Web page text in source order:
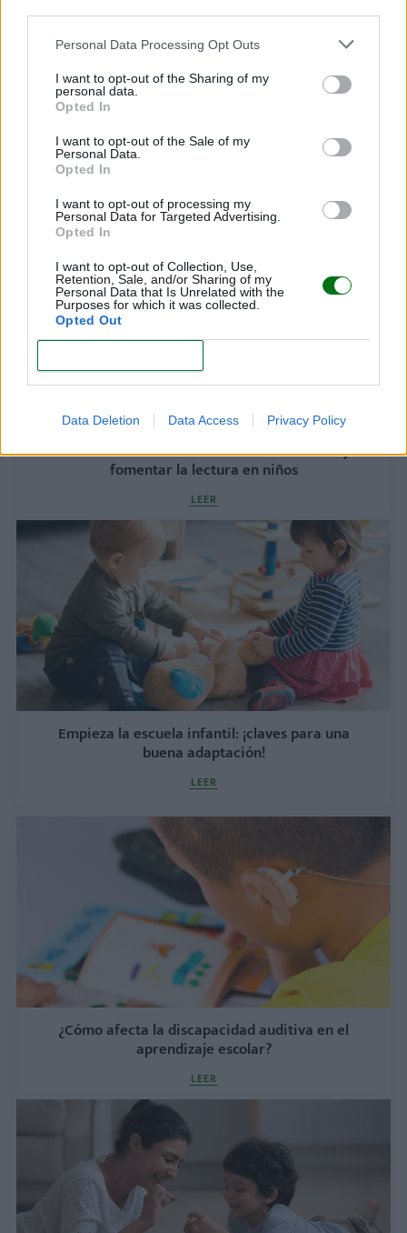
Personal Data Processing Opt Outs
I want to opt-out of the Sharing of my
personal data.
Opted In
I want to opt-out of the Sale of my
Personal Data.
Opted In
I want to opt-out of processing my
Personal Data for Targeted Advertising.
Opted In
I want to opt-out of Collection, Use,
Retention, Sale, and/or Sharing of my
Personal Data that Is Unrelated with the
Purposes for which it was collected.
Opted Out
Data Deletion Data Access Privacy Policy
Elegir colegio, una difícil decisión
LEER
Cómo crear una biblioteca infantil en casa y
fomentar la lectura en niños
LEER
Empieza la escuela infantil: ¡claves para una
buena adaptación!
LEER
¿Cómo afecta la discapacidad auditiva en el
aprendizaje escolar?
LEER